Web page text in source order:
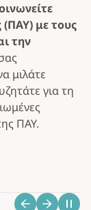
(ΠΑΥ) με τους
την
μιλάτε
για τη
ΠΑΥ.